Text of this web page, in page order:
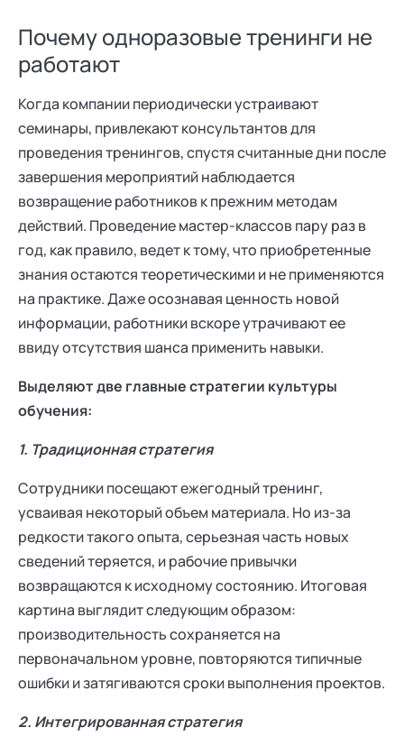
профайлинга, поведенческого
"Персонология и
поведенческий анализ"
Академии социальных
технологий. Специализируюсь
на создании устойчивых
команд, удержании ключевых
сотрудников и обеспечении
кадровой безопасности
бизнеса. Ваш партнер в
решении сложных HR-задач.
Почему одноразовые тренинги не
работают
Когда компании периодически устраивают
семинары, привлекают консультантов для
проведения тренингов, спустя считанные дни после
завершения мероприятий наблюдается
возвращение работников к прежним методам
действий. Проведение мастер-классов пару раз в
год, как правило, ведет к тому, что приобретенные
знания остаются теоретическими и не применяются
на практике. Даже осознавая ценность новой
информации, работники вскоре утрачивают ее
ввиду отсутствия шанса применить навыки.
Выделяют две главные стратегии культуры
обучения:
1. Традиционная стратегия
Сотрудники посещают ежегодный тренинг,
усваивая некоторый объем материала. Но из-за
редкости такого опыта, серьезная часть новых
сведений теряется, и рабочие привычки
возвращаются к исходному состоянию. Итоговая
картина выглядит следующим образом:
производительность сохраняется на
первоначальном уровне, повторяются типичные
ошибки и затягиваются сроки выполнения проектов.
2. Интегрированная стратегия